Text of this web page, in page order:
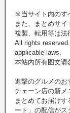
※当サイト内のす
また、まとめサイ
複製、転用等は法
All rights
applicable laws.
本站內所有图文请
進撃のグルメのお
チェーン店の新メ
まとめてお届け
ート」の配信がス